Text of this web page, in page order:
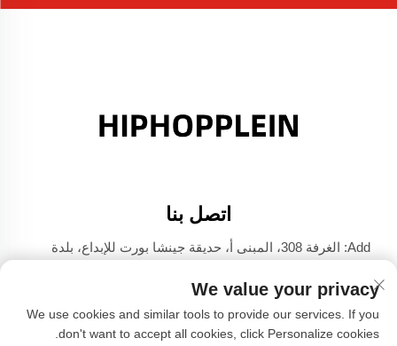
اتصل بنا
Add: الغرفة 308، المبنى أ، حديقة جينشا بورت للإبداع، بلدة
الهاتف:+86-17304049586
البريد الإلكتروني:[email protected]
We value your privacy
We use cookies and similar tools to provide our services. If you
don't want to accept all cookies, click Personalize cookies.